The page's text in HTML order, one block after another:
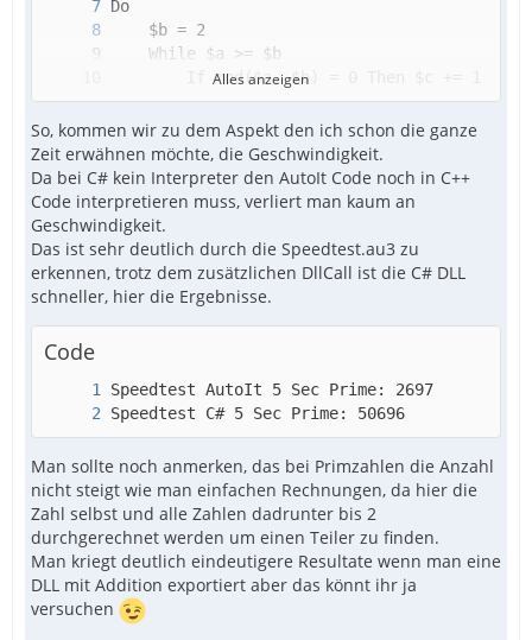
ConsoleWrite("Speedtest C# 5 Sec Prime: " &
Alles anzeigen
So, kommen wir zu dem Aspekt den ich schon die ganze
Zeit erwähnen möchte, die Geschwindigkeit.
Da bei C# kein Interpreter den AutoIt Code noch in C++
Code interpretieren muss, verliert man kaum an
Geschwindigkeit.
Das ist sehr deutlich durch die Speedtest.au3 zu
erkennen, trotz dem zusätzlichen DllCall ist die C# DLL
schneller, hier die Ergebnisse.
Code
Speedtest C# 5 Sec Prime: 50696
Man sollte noch anmerken, das bei Primzahlen die Anzahl
nicht steigt wie man einfachen Rechnungen, da hier die
Zahl selbst und alle Zahlen dadrunter bis 2
durchgerechnet werden um einen Teiler zu finden.
Man kriegt deutlich eindeutigere Resultate wenn man eine
DLL mit Addition exportiert aber das könnt ihr ja
versuchen